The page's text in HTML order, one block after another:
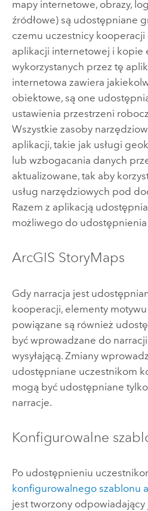
mapy internetowe, obrazy,
źródłowe) są udostępniane
czemu uczestnicy
aplikacji internetowej i kopie
wykorzystanych przez tę
internetowa zawiera
obiektowe, są one
ustawienia przestrzeni
Wszystkie zasoby
aplikacji, takie jak usługi
lub wzbogacania danych
aktualizowane, tak aby
usług narzędziowych pod
Razem z aplikacją
możliwego do
ArcGIS StoryMaps
Gdy narracja jest
kooperacji, elementy motywu
powiązane są również
być wprowadzane do
wysyłającą. Zmiany
udostępniane uczestnikom
mogą być udostępniane
narracje.
Konfigurowalne
Po udostępnieniu
konfigurowalnego szablonu
jest tworzony